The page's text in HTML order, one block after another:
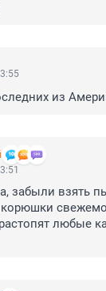
из
забыли взять
любые